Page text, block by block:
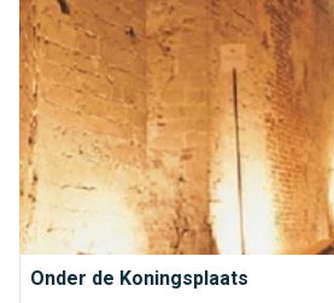
Onder de Koningsplaats